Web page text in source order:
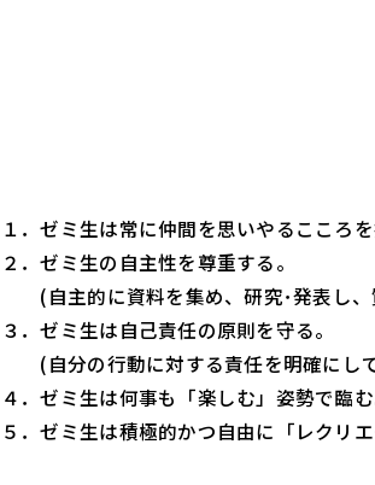
１．ゼミ生は常に仲間を思いやるこころを
２．ゼミ生の自主性を尊重する。
(自主的に資料を集め、研究･発表し、
３．ゼミ生は自己責任の原則を守る。
(自分の行動に対する責任を明確にし
４．ゼミ生は何事も「楽しむ」姿勢で臨む
５．ゼミ生は積極的かつ自由に「レクリ